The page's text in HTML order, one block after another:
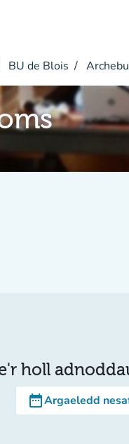
BU de Blois Archebu
holl
date_rangeArgaeledd